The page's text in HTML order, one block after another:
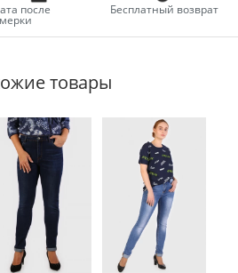
после Бесплатный возврат
товары